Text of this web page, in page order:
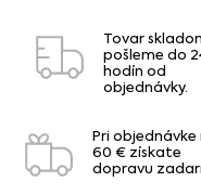
Tovar
pošleme do
hodín od
objednávky.
Pri objednávke
60 € získate
dopravu